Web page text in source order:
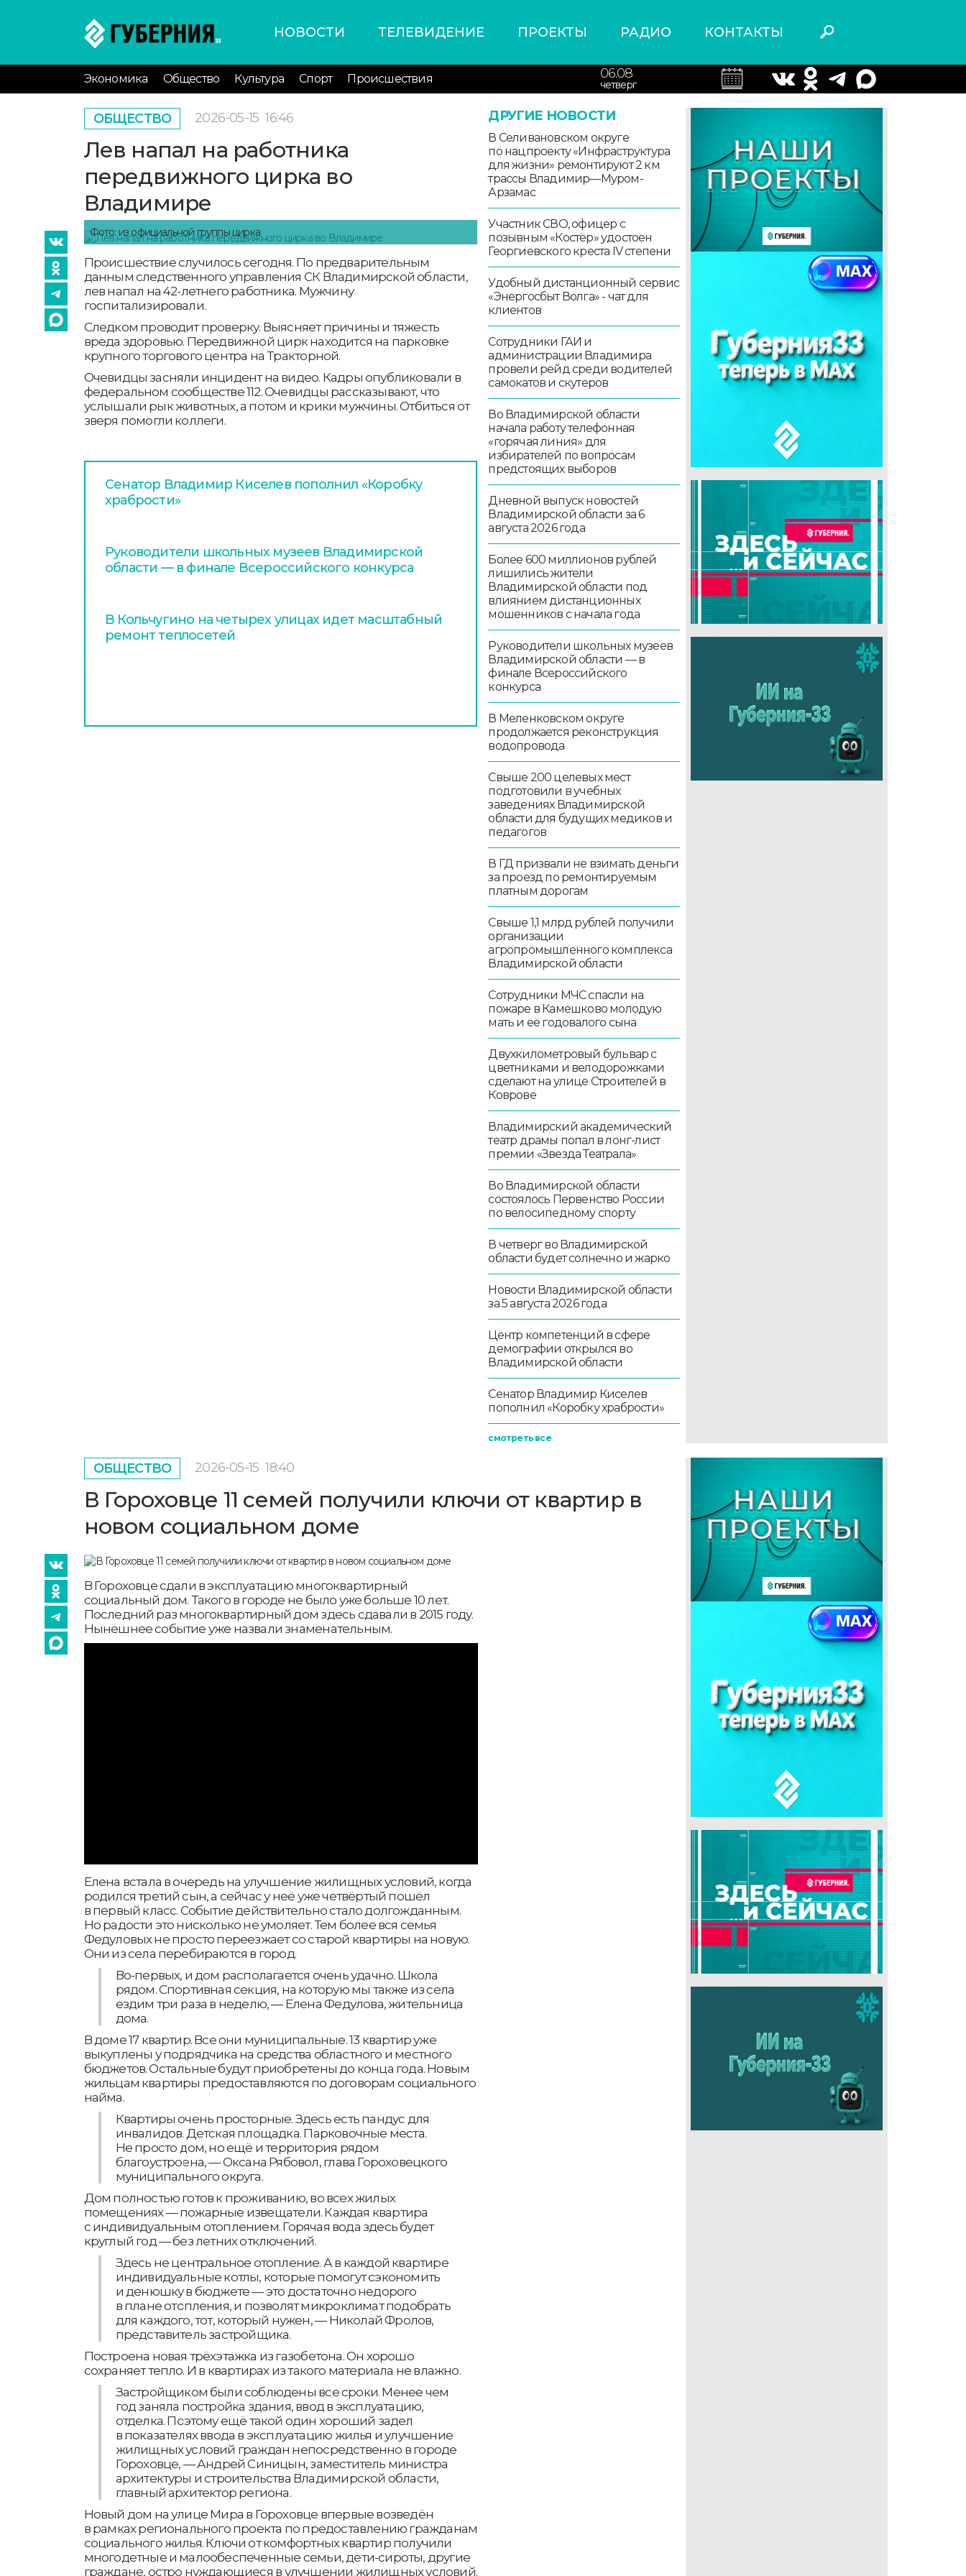
НОВОСТИ ТЕЛЕВИДЕНИЕ ПРОЕКТЫ РАДИО КОНТАКТЫ
Экономика Общество Культура Спорт Происшествия 06.08
четверг
ОБЩЕСТВО 2026-05-15 16:46
Лев напал на работника
передвижного цирка во
Владимире
Фото: из официальной группы цирка
Происшествие случилось сегодня. По предварительным
данным следственного управления СК Владимирской области,
лев напал на 42-летнего работника. Мужчину
госпитализировали.
Следком проводит проверку. Выясняет причины и тяжесть
вреда здоровью. Передвижной цирк находится на парковке
крупного торгового центра на Тракторной.
Очевидцы засняли инцидент на видео. Кадры опубликовали в
федеральном сообществе 112. Очевидцы рассказывают, что
услышали рык животных, а потом и крики мужчины. Отбиться от
зверя помогли коллеги.
Сенатор Владимир Киселев пополнил «Коробку
храбрости»
Руководители школьных музеев Владимирской
области — в финале Всероссийского конкурса
В Кольчугино на четырех улицах идет масштабный
ремонт теплосетей
ДРУГИЕ НОВОСТИ
В Селивановском округе
по нацпроекту «Инфраструктура
для жизни» ремонтируют 2 км
трассы Владимир—Муром-
Арзамас
Участник СВО, офицер с
позывным «Костёр» удостоен
Георгиевского креста IV степени
Удобный дистанционный сервис
«Энергосбыт Волга» - чат для
клиентов
Сотрудники ГАИ и
администрации Владимира
провели рейд среди водителей
самокатов и скутеров
Во Владимирской области
начала работу телефонная
«горячая линия» для
избирателей по вопросам
предстоящих выборов
Дневной выпуск новостей
Владимирской области за 6
августа 2026 года
Более 600 миллионов рублей
лишились жители
Владимирской области под
влиянием дистанционных
мошенников с начала года
Руководители школьных музеев
Владимирской области — в
финале Всероссийского
конкурса
В Меленковском округе
продолжается реконструкция
водопровода
Свыше 200 целевых мест
подготовили в учебных
заведениях Владимирской
области для будущих медиков и
педагогов
В ГД призвали не взимать деньги
за проезд по ремонтируемым
платным дорогам
Свыше 1,1 млрд рублей получили
организации
агропромышленного комплекса
Владимирской области
Сотрудники МЧС спасли на
пожаре в Камешково молодую
мать и её годовалого сына
Двухкилометровый бульвар с
цветниками и велодорожками
сделают на улице Строителей в
Коврове
Владимирский академический
театр драмы попал в лонг-лист
премии «Звезда Театрала»
Во Владимирской области
состоялось Первенство России
по велосипедному спорту
В четверг во Владимирской
области будет солнечно и жарко
Новости Владимирской области
за 5 августа 2026 года
Центр компетенций в сфере
демографии открылся во
Владимирской области
Сенатор Владимир Киселев
пополнил «Коробку храбрости»
смотреть все
ОБЩЕСТВО 2026-05-15 18:40
В Гороховце 11 семей получили ключи от квартир в
новом социальном доме
В Гороховце сдали в эксплуатацию многоквартирный
социальный дом. Такого в городе не было уже больше 10 лет.
Последний раз многоквартирный дом здесь сдавали в 2015 году.
Нынешнее событие уже назвали знаменательным.
Елена встала в очередь на улучшение жилищных условий, когда
родился третий сын, а сейчас у неё уже четвёртый пошёл
в первый класс. Событие действительно стало долгожданным.
Но радости это нисколько не умоляет. Тем более вся семья
Федуловых не просто переезжает со старой квартиры на новую.
Они из села перебираются в город.
Во-первых, и дом располагается очень удачно. Школа
рядом. Спортивная секция, на которую мы также из села
ездим три раза в неделю, — Елена Федулова, жительница
дома.
В доме 17 квартир. Все они муниципальные. 13 квартир уже
выкуплены у подрядчика на средства областного и местного
бюджетов. Остальные будут приобретены до конца года. Новым
жильцам квартиры предоставляются по договорам социального
найма.
Квартиры очень просторные. Здесь есть пандус для
инвалидов. Детская площадка. Парковочные места.
Не просто дом, но ещё и территория рядом
благоустроена, — Оксана Рябовол, глава Гороховецкого
муниципального округа.
Дом полностью готов к проживанию, во всех жилых
помещениях — пожарные извещатели. Каждая квартира
с индивидуальным отоплением. Горячая вода здесь будет
круглый год — без летних отключений.
Здесь не центральное отопление. А в каждой квартире
индивидуальные котлы, которые помогут сэкономить
и денюшку в бюджете — это достаточно недорого
в плане отопления, и позволят микроклимат подобрать
для каждого, тот, который нужен, — Николай Фролов,
представитель застройщика.
Построена новая трёхэтажка из газобетона. Он хорошо
сохраняет тепло. И в квартирах из такого материала не влажно.
Застройщиком были соблюдены все сроки. Менее чем
год заняла постройка здания, ввод в эксплуатацию,
отделка. Поэтому ещё такой один хороший задел
в показателях ввода в эксплуатацию жилья и улучшение
жилищных условий граждан непосредственно в городе
Гороховце, — Андрей Синицын, заместитель министра
архитектуры и строительства Владимирской области,
главный архитектор региона.
Новый дом на улице Мира в Гороховце впервые возведён
в рамках регионального проекта по предоставлению гражданам
социального жилья. Ключи от комфортных квартир получили
многодетные и малообеспеченные семьи, дети-сироты, другие
граждане, остро нуждающиеся в улучшении жилищных условий.